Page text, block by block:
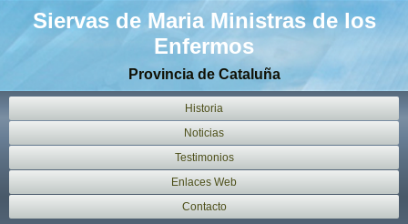
Siervas de Maria Ministras de los
Enfermos
Provincia de Cataluña
Historia
Noticias
Testimonios
Enlaces Web
Contacto